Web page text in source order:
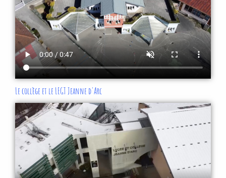
Le collège et le LEGT Jeanne d'Arc